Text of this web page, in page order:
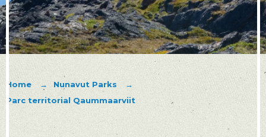
Home
Nunavut Parks
Parc territorial Qaummaarviit